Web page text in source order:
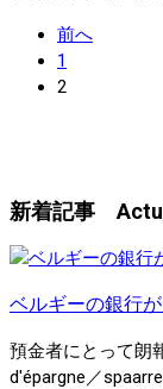
前へ
1
2
新着記事
ベルギーの銀行
預金者にとって朗
d'épargne／